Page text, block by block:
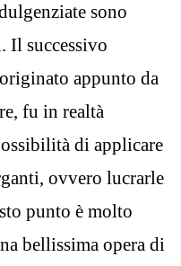
sono
Il successivo
appunto da
fu in realtà
di applicare
ovvero lucrarle
punto è molto
bellissima opera di